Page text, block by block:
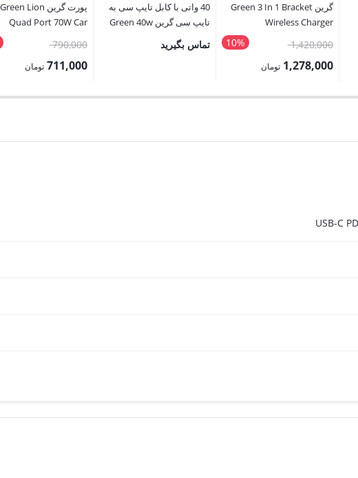
گرین Green 3 In 1 Bracket
Wireless Charger
10% 1,420,000قیمت
اصلی:
بود.
1,278,000 تومان
40 واتی با کابل تایپ سی به
تایپ سی گرین Green 40w
dual PD wall charger GL-
W23B
تماس بگیرید
پورت گرین Green Lion
Quad Port 70W Car
790,000قیمت
اصلی:
بود.
711,000 تومان